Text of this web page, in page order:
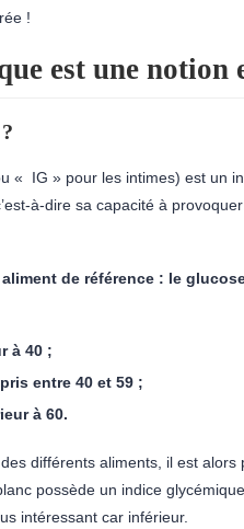
!
est une notion
« IG » pour les intimes) est un
à-dire sa capacité à
aliment de référence : le
à 40 ;
entre 40 et 59 ;
à 60.
différents aliments, il est alors
possède un indice
intéressant car inférieur.